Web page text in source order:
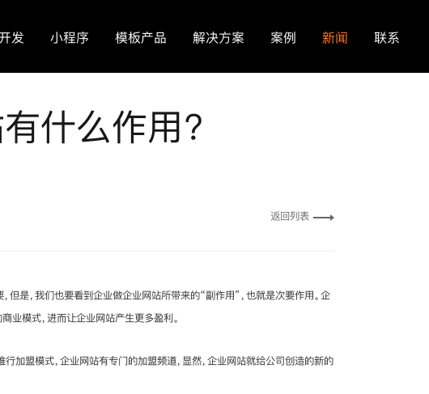
发 小程序 模板产品 解决方案 案例 新闻 联系
什么作用？
返回列表
但是，我们也要看到企业做企业网站所带来的“副作用”，也就是次要作用。企
业模式，进而让企业网站产生更多盈利。
加盟模式，企业网站有专门的加盟频道，显然，企业网站就给公司创造的新的